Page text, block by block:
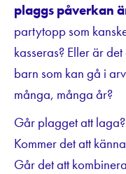
plaggs påverkan
partytopp som
kasseras? Eller är
barn som kan gå i
många, många år?
Går plagget att
Kommer det att
Går det att